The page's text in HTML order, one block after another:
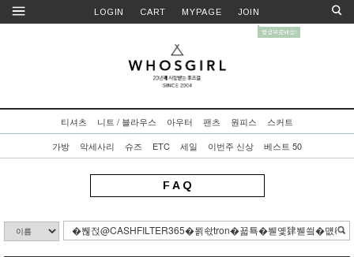
LOGIN CART MYPAGE JOIN
티셔츠 니트 / 블라우스 아우터 팬츠 원피스
스커트
가방
악세사리 슈즈 ETC 세일 이번주 신상 베스트 50
F A Q